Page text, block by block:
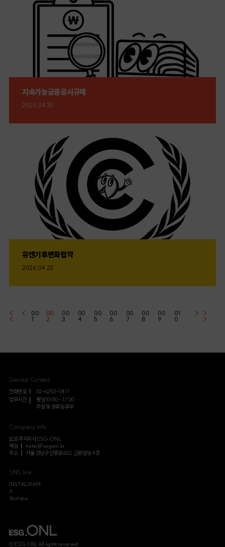
지속가능금융공시규제
2026.04.30
유엔기후변화협약
2026.04.23
<
<
<
00
1
00
2
00
3
00
4
00
5
00
6
00
7
00
8
00
9
01
0
>
>
>
Service Contact
전화번호
02-6253-0417
업무시간
평일 10:00 - 17:00
주말 및 공휴일 휴무
Company info
도모 주식회사 ESG.ONL
메일
hello@esgonl.kr
주소
서울 강남구 선릉로 652, 근광빌딩 4층
SNS link
INSTAGRAM
X
Youtube
ⓒ ESG.ONL All rights reserved